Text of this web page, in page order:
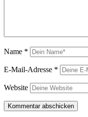
Name *
E-Mail-Adresse *
Website